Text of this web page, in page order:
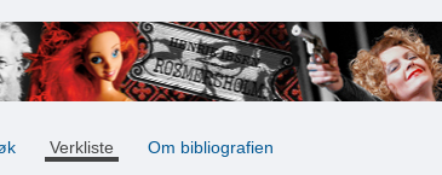
Verkliste Om bibliografien